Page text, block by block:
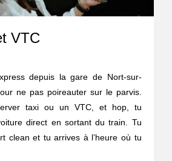
VTC
depuis la gare de Nort-sur-
ne pas poireauter sur le parvis.
taxi ou un VTC, et hop, tu
direct en sortant du train. Tu
clean et tu arrives à l’heure où tu